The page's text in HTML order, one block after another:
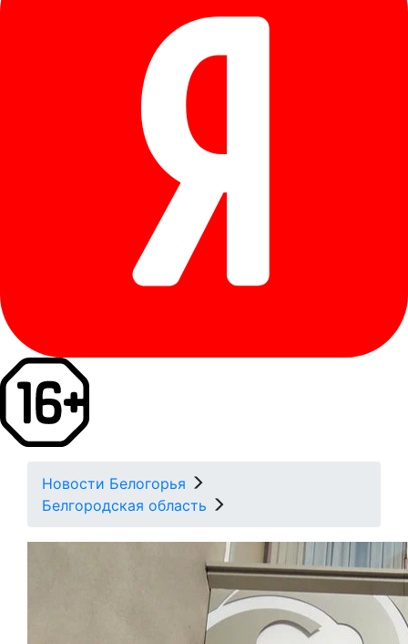
Новости Белогорья
Белгородская область